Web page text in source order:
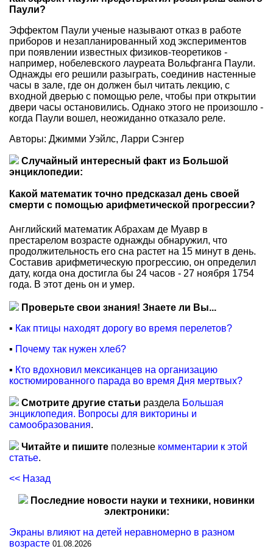
Паули?
Эффектом Паули ученые называют отказ в работе
приборов и незапланированный ход экспериментов
при появлении известных физиков-теоретиков -
например, нобелевского лауреата Вольфганга Паули.
Однажды его решили разыграть, соединив настенные
часы в зале, где он должен был читать лекцию, с
входной дверью с помощью реле, чтобы при открытии
двери часы остановились. Однако этого не произошло -
когда Паули вошел, неожиданно отказало реле.
Авторы: Джимми Уэйлс, Ларри Сэнгер
Случайный интересный факт из Большой
энциклопедии:
Какой математик точно предсказал день своей
смерти с помощью арифметической прогрессии?
Английский математик Абрахам де Муавр в
престарелом возрасте однажды обнаружил, что
продолжительность его сна растет на 15 минут в день.
Составив арифметическую прогрессию, он определил
дату, когда она достигла бы 24 часов - 27 ноября 1754
года. В этот день он и умер.
Проверьте свои знания! Знаете ли Вы...
▪ Как птицы находят дорогу во время перелетов?
▪ Почему так нужен хлеб?
▪ Кто вдохновил мексиканцев на организацию
костюмированного парада во время Дня мертвых?
Смотрите другие статьи раздела Большая
энциклопедия. Вопросы для викторины и
самообразования.
Читайте и пишите полезные комментарии к этой
статье.
<< Назад
Последние новости науки и техники, новинки
электроники:
Экраны влияют на детей неравномерно в разном
возрасте 01.08.2026